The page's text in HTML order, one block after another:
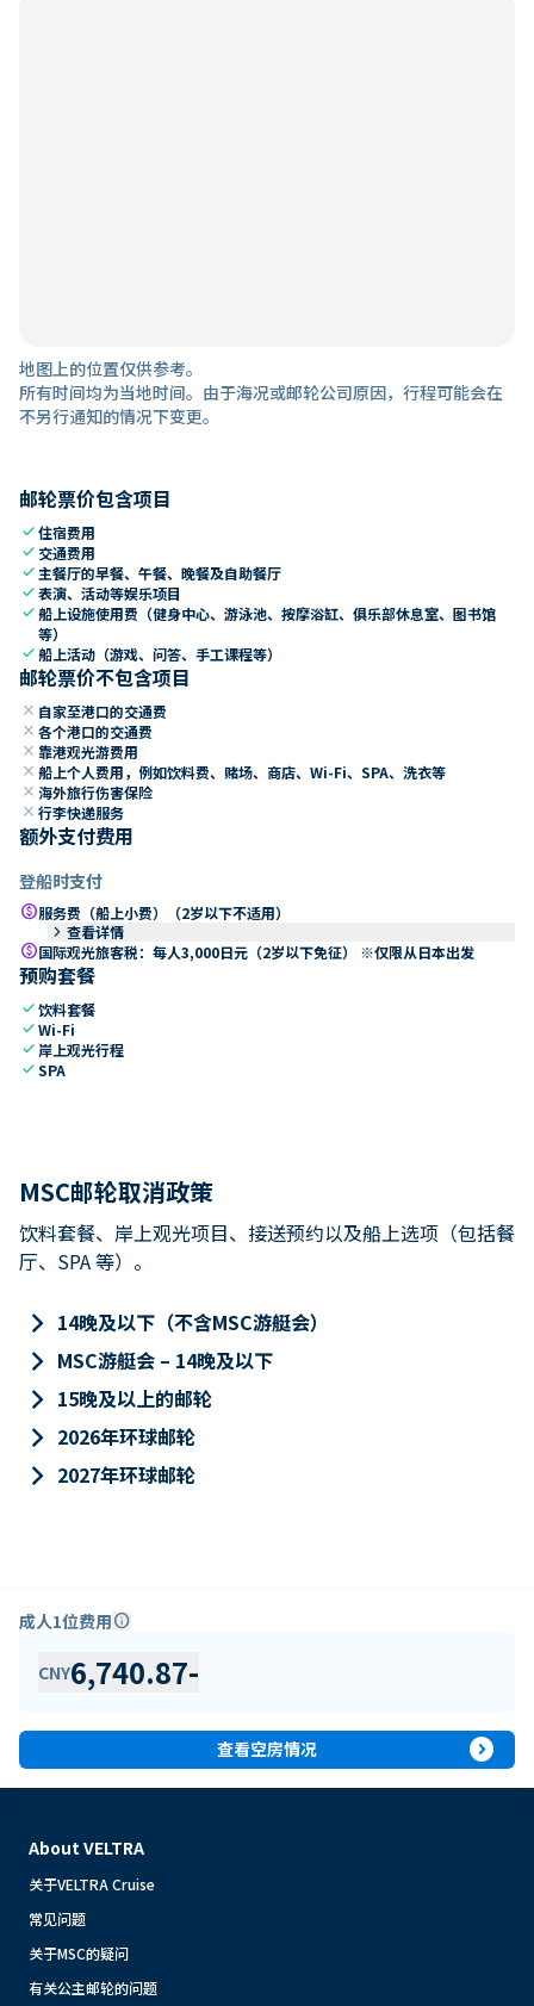
地图上的位置仅供参考。
所有时间均为当地时间。由于海况或邮轮公司原因，行程可能会在
不另行通知的情况下变更。
邮轮票价包含项目
check住宿费用
check 交通费用
check 主餐厅的早餐、午餐、晚餐及自助餐厅
check表演、活动等娱乐项目
check船上设施使用费（健身中心、游泳池、按摩浴缸、俱乐部休息室、图书馆
等）
check船上活动（游戏、问答、手工课程等）
邮轮票价不包含项目
close 自家至港口的交通费
close 各个港口的交通费
close 靠港观光游费用
close 船上个人费用，例如饮料费、赌场、商店、Wi-Fi、SPA、洗衣等
close 海外旅行伤害保险
close 行李快递服务
额外支付费用
登船时支付
paid服务费（船上小费）（2岁以下不适用）
keyboard_arrow_right 查看详情
paid国际观光旅客税：每人3,000日元（2岁以下免征） ※仅限从日本出发
预购套餐
check饮料套餐
checkWi-Fi
check 岸上观光行程
checkSPA
MSC邮轮取消政策
饮料套餐、岸上观光项目、接送预约以及船上选项（包括餐
厅、SPA 等）。
keyboard_arrow_right 14晚及以下（不含MSC游艇会）
keyboard_arrow_right MSC游艇会 – 14晚及以下
keyboard_arrow_right 15晚及以上的邮轮
keyboard_arrow_right 2026年环球邮轮
keyboard_arrow_right 2027年环球邮轮
成人1位费用info
CNY6,740.87-
查看空房情况 expand_circle_right
About VELTRA
关于VELTRA Cruise
常见问题
关于MSC的疑问
有关公主邮轮的问题